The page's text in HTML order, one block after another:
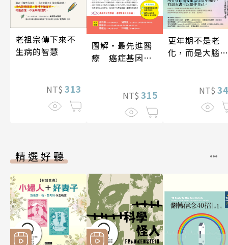
老祖宗傳下來不
生病的智慧
NT$ 313
圖解‧最先進醫
療 癌症基因療
NT$ 315
更年期不是老
化，而是大腦重
NT$
精選好聽